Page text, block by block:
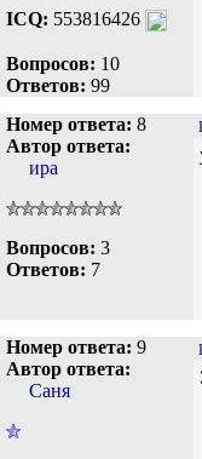
ICQ: 553816426
Вопросов: 10
Ответов: 99
Номер ответа: 8
Автор ответа:
ира
Вопросов: 3
Ответов: 7
Номер ответа: 9
Автор ответа:
Саня